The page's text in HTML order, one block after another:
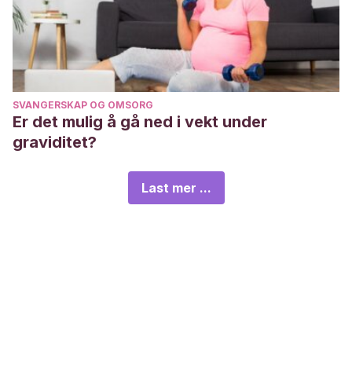
SVANGERSKAP OG OMSORG
Er det mulig å gå ned i vekt under
graviditet?
Last mer ...